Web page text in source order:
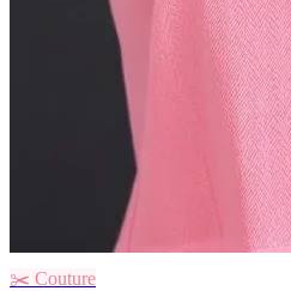
✂️ Couture